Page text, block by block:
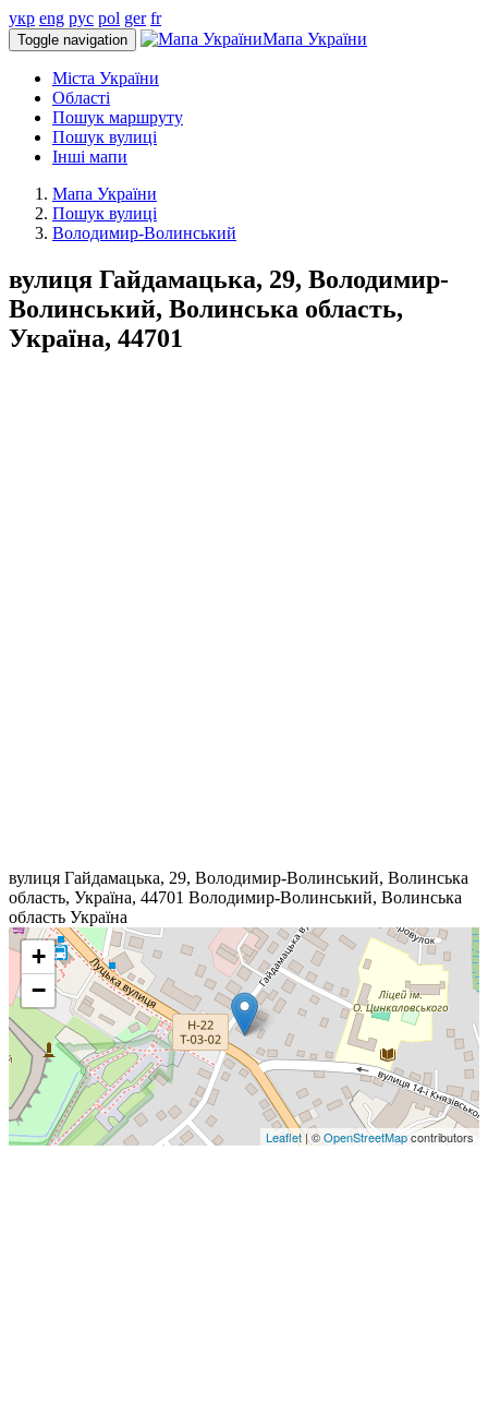
укр eng рус pol ger fr
Toggle navigation Мапа України
Міста України
Області
Пошук маршруту
Пошук вулиці
Інші мапи
Мапа України
Пошук вулиці
Володимир-Волинський
вулиця Гайдамацька, 29, Володимир-
Волинський, Волинська область,
Україна, 44701
вулиця Гайдамацька, 29, Володимир-Волинський, Волинська
область, Україна, 44701 Володимир-Волинський, Волинська
область Україна
+
−
Leaflet| ©OpenStreetMapcontributors